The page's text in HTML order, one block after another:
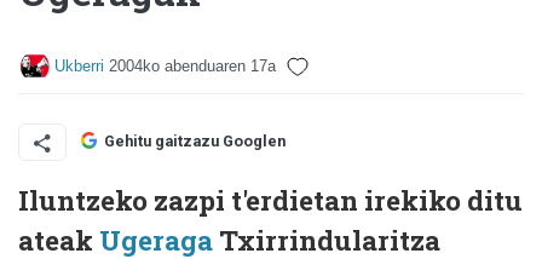
Ukberri 2004ko abenduaren 17a
Gehitu gaitzazu Googlen
Iluntzeko zazpi t'erdietan irekiko ditu
ateak Ugeraga Txirrindularitza